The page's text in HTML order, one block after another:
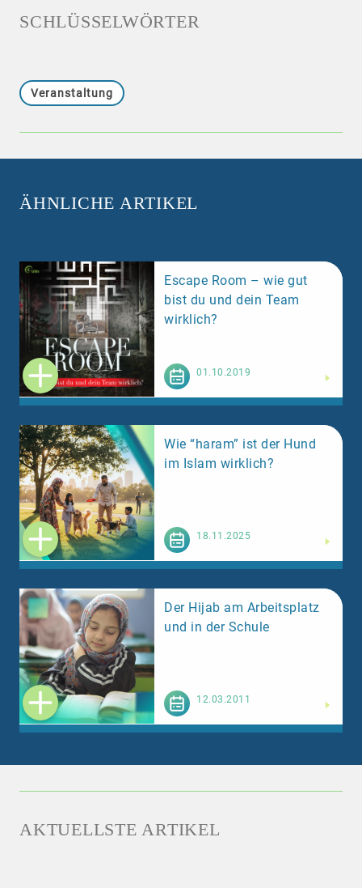
SCHLÜSSELWÖRTER
Veranstaltung
ÄHNLICHE ARTIKEL
Escape Room – wie gut
bist du und dein Team
wirklich?
01.10.2019
Wie “haram” ist der Hund
im Islam wirklich?
18.11.2025
Der Hijab am Arbeitsplatz
und in der Schule
12.03.2011
AKTUELLSTE ARTIKEL